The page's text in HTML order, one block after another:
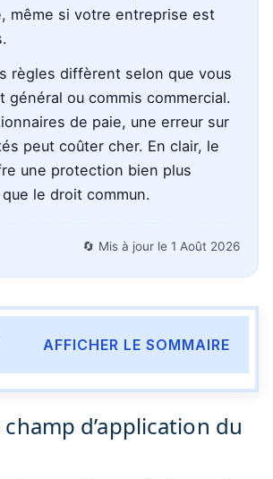
même si votre entreprise est
règles diffèrent selon que vous
général ou commis commercial.
de paie, une erreur sur
peut coûter cher. En clair, le
une protection bien plus
le droit commun.
🔄 Mis à jour le 1 Août 2026
AFFICHER LE SOMMAIRE
d’application du